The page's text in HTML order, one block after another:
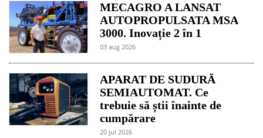
MECAGRO A LANSAT
AUTOPROPULSATA MSA
3000. Inovație 2 în 1
03 aug 2026
APARAT DE SUDURĂ
SEMIAUTOMAT. Ce
trebuie să știi înainte de
cumpărare
20 jul 2026